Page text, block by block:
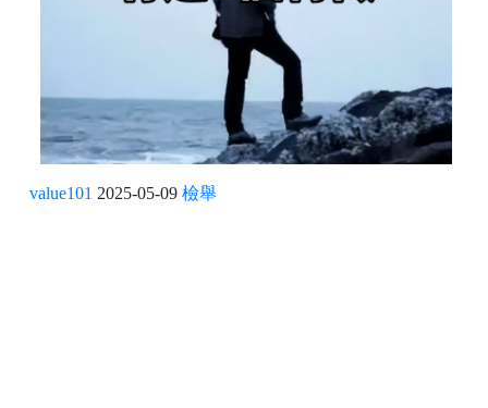
value101 2025-05-09 檢舉